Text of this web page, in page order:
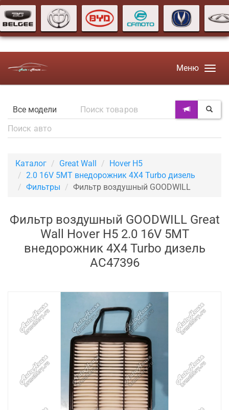
Меню
Каталог Great Wall
Hover H5
2.0 16V 5MT внедорожник 4X4 Turbo дизель
Фильтры
Фильтр воздушный GOODWILL
Фильтр воздушный GOODWILL Great
Wall Hover H5 2.0 16V 5MT
внедорожник 4X4 Turbo дизель
AC47396